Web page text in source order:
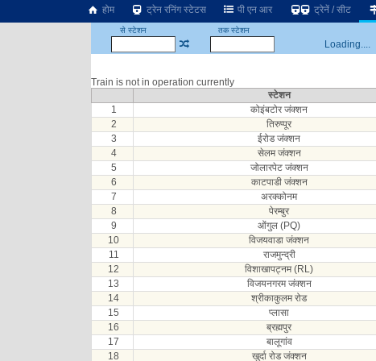
होम ट्रेन रनिंग स्टेटस पी एन आर ट्रेनें / सीट
से स्टेशन तक स्टेशन
Loading....
Train is not in operation currently
स्टेशन
1
कोइंबटोर जंक्शन
2
तिरुप्पूर
3
ईरोड जंक्शन
4
सेलम जंक्शन
5
जोलारपेट जंक्शन
6
काटपाडी जंक्शन
7
अरक्कोनम
8
पेरम्बुर
9
ओंगुल (PQ)
10
विजयवाडा जंक्शन
11
राजमुन्द्री
12
विशाखापट्नम (RL)
13
विजयनगरम जंक्शन
14
श्रीकाकुलम रोड
15
प्लासा
16
ब्रह्मपुर
17
बालूगांव
18
खुर्दा रोड जंक्शन